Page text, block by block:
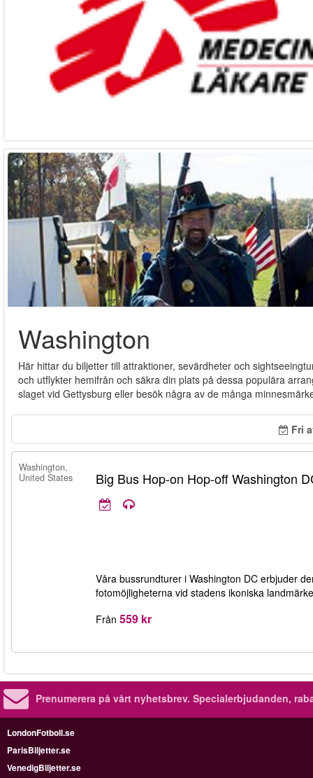
Washington
Här hittar du biljetter till attraktioner, sevärdheter och
och utflykter hemifrån och säkra din plats på dessa populära
slaget vid Gettysburg eller besök några av de många
Fri
Washington,
United States
Big Bus Hop-on Hop-off Washington
Våra bussrundturer i Washington DC erbjuder
fotomöjligheterna vid stadens ikoniska
Från 559 kr
Prenumerera på vårt nyhetsbrev. Specialerbjudanden,
LondonFotboll.se
ParisBiljetter.se
VenedigBiljetter.se